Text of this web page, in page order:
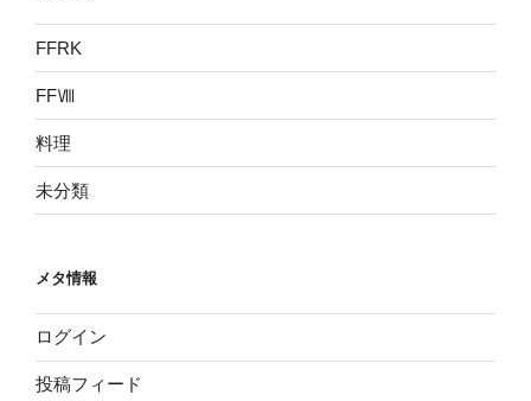
FFRK
FFⅧ
料理
未分類
メタ情報
ログイン
投稿フィード